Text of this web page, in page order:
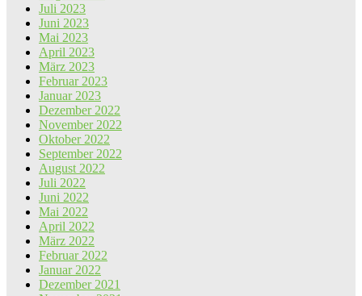
Juli 2023
Juni 2023
Mai 2023
April 2023
März 2023
Februar 2023
Januar 2023
Dezember 2022
November 2022
Oktober 2022
September 2022
August 2022
Juli 2022
Juni 2022
Mai 2022
April 2022
März 2022
Februar 2022
Januar 2022
Dezember 2021